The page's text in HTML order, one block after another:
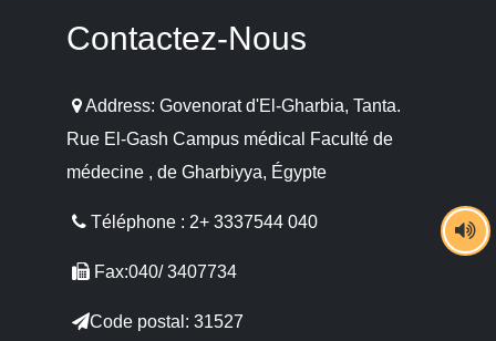
Contactez-Nous
Address: Govenorat d'El-Gharbia, Tanta.
Rue El-Gash Campus médical Faculté de
médecine , de Gharbiyya, Égypte
Téléphone : 2+ 3337544 040
Fax:040/ 3407734
Code postal: 31527